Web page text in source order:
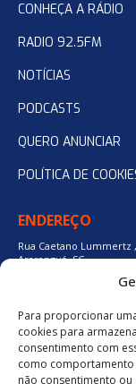
Para proporcionar
cookies para
consentimento com
como comportamento
não consentimento
CONHEÇA A RÁDIO
RADIO 92.5FM
NOTÍCIAS
PODCASTS
QUERO ANUNCIAR
POLÍTICA DE
ENDEREÇO
Rua Caetano Lummertz
Araranguá, SC.
48
48